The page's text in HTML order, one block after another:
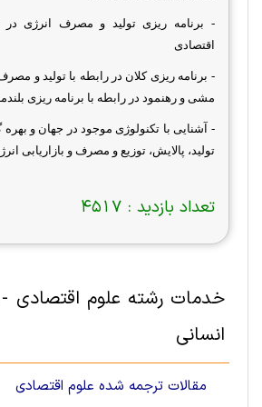
- برنامه ریزی تولید و مصرف انرژی
اقتصادی
- برنامه ریزی کلان در رابطه با تولید و
مشی و رهنمود در رابطه با برنامه ریزی
- آشنایی با تکنولوژی موجود در جهان و بهره
تولید، پالایش، توزیع و مصرف و بازاریابی
تعداد بازدید : 4517
خدمات رشته علوم اقتصادی -
انسانی
مقالات ترجمه شده علوم اقتصادی